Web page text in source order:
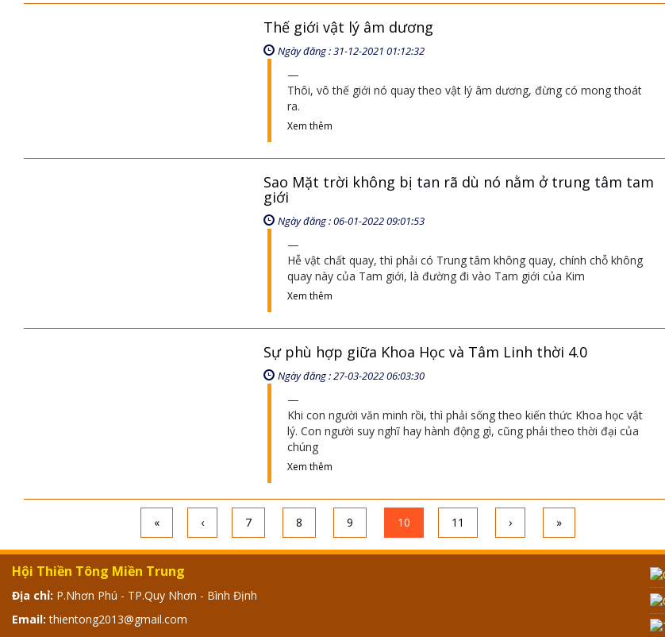
Thế giới vật lý âm dương
Ngày đăng : 31-12-2021 01:12:32
Thôi, vô thế giới nó quay theo vật lý âm dương, đừng có mong thoát
ra.
Xem thêm
Sao Mặt trời không bị tan rã dù nó nằm ở trung tâm tam
giới
Ngày đăng : 06-01-2022 09:01:53
Hễ vật chất quay, thì phải có Trung tâm không quay, chính chỗ không
quay này của Tam giới, là đường đi vào Tam giới của Kim
Xem thêm
Sự phù hợp giữa Khoa Học và Tâm Linh thời 4.0
Ngày đăng : 27-03-2022 06:03:30
Khi con người văn minh rồi, thì phải sống theo kiến thức Khoa học vật
lý. Con người suy nghĩ hay hành động gì, cũng phải theo thời đại của
chúng
Xem thêm
« ‹ 7 8 9 10 11 › »
Hội Thiền Tông Miền Trung
Địa chỉ: P.Nhơn Phú - TP.Quy Nhơn - Bình Định
Email: thientong2013@gmail.com